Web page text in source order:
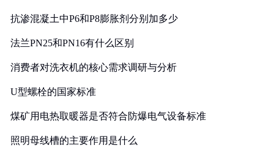
抗渗混凝土中P6和P8膨胀剂分别加多少
法兰PN25和PN16有什么区别
消费者对洗衣机的核心需求调研与分析
U型螺栓的国家标准
煤矿用电热取暖器是否符合防爆电气设备标准
照明母线槽的主要作用是什么